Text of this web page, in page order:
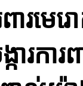
ារ​ពា
ារ​កា